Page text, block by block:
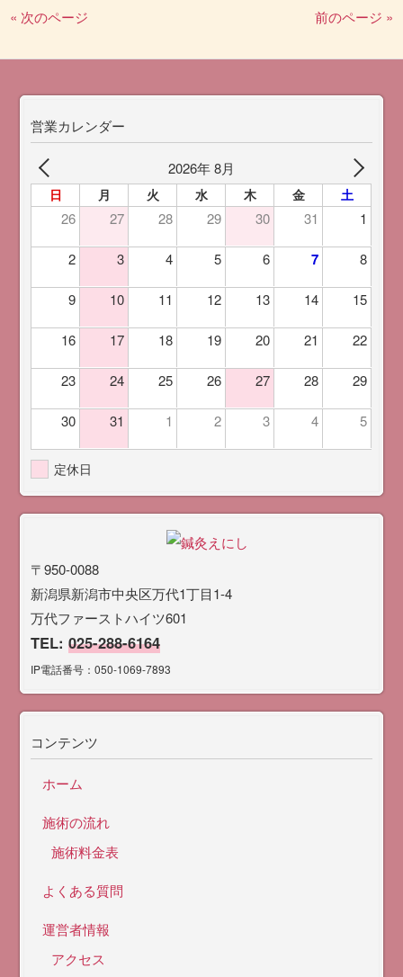
« 次のページ 前のページ »
営業カレンダー
2026年 8月
日 月 火 水 木 金 土
26 27 28 29 30 31 1
2 3 4 5 6 7 8
9 10 11 12 13 14 15
16 17 18 19 20 21 22
23 24 25 26 27 28 29
30 31 1 2 3 4 5
定休日
〒950-0088
新潟県新潟市中央区万代1丁目1-4
万代ファーストハイツ601
TEL:025-288-6164
IP電話番号：050-1069-7893
コンテンツ
ホーム
施術の流れ
施術料金表
よくある質問
運営者情報
アクセス